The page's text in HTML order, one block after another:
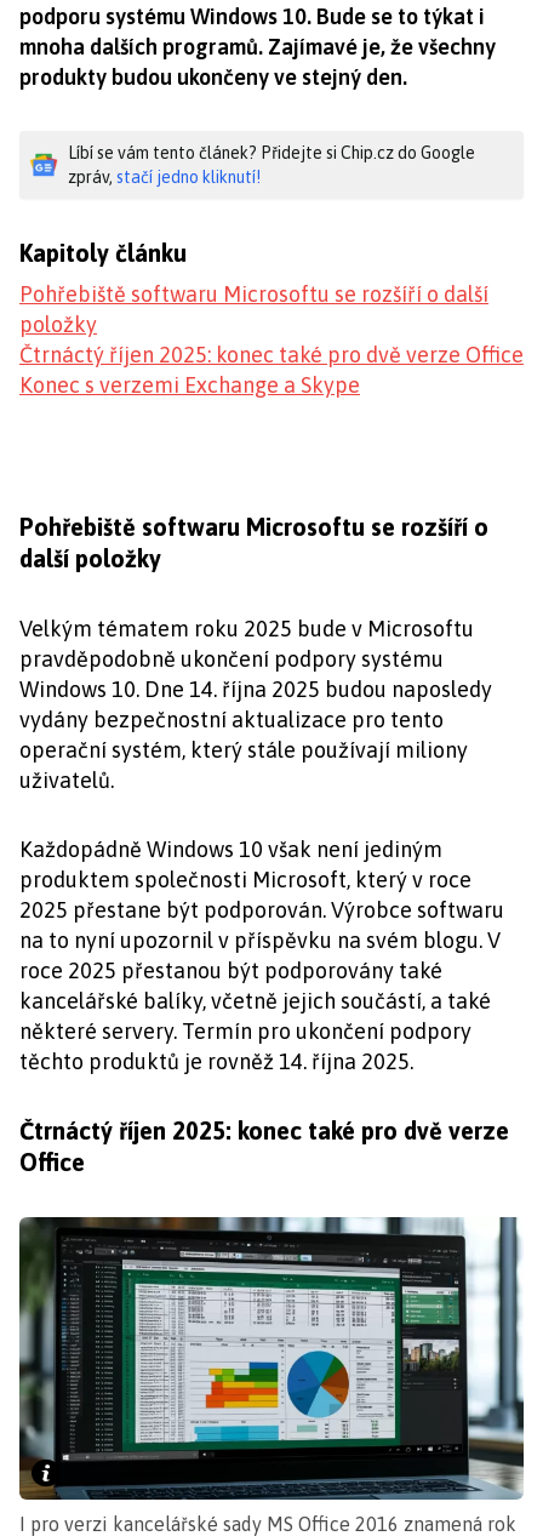
podporu systému Windows 10. Bude se to týkat i
mnoha dalších programů. Zajímavé je, že všechny
produkty budou ukončeny ve stejný den.
Líbí se vám tento článek? Přidejte si Chip.cz do Google
zpráv, stačí jedno kliknutí!
Kapitoly článku
Pohřebiště softwaru Microsoftu se rozšíří o další
položky
Čtrnáctý říjen 2025: konec také pro dvě verze Office
Konec s verzemi Exchange a Skype
Pohřebiště softwaru Microsoftu se rozšíří o
další položky
Velkým tématem roku 2025 bude v Microsoftu
pravděpodobně ukončení podpory systému
Windows 10. Dne 14. října 2025 budou naposledy
vydány bezpečnostní aktualizace pro tento
operační systém, který stále používají miliony
uživatelů.
Každopádně Windows 10 však není jediným
produktem společnosti Microsoft, který v roce
2025 přestane být podporován. Výrobce softwaru
na to nyní upozornil v příspěvku na svém blogu. V
roce 2025 přestanou být podporovány také
kancelářské balíky, včetně jejich součástí, a také
některé servery. Termín pro ukončení podpory
těchto produktů je rovněž 14. října 2025.
Čtrnáctý říjen 2025: konec také pro dvě verze
Office
I pro verzi kancelářské sady MS Office 2016 znamená rok